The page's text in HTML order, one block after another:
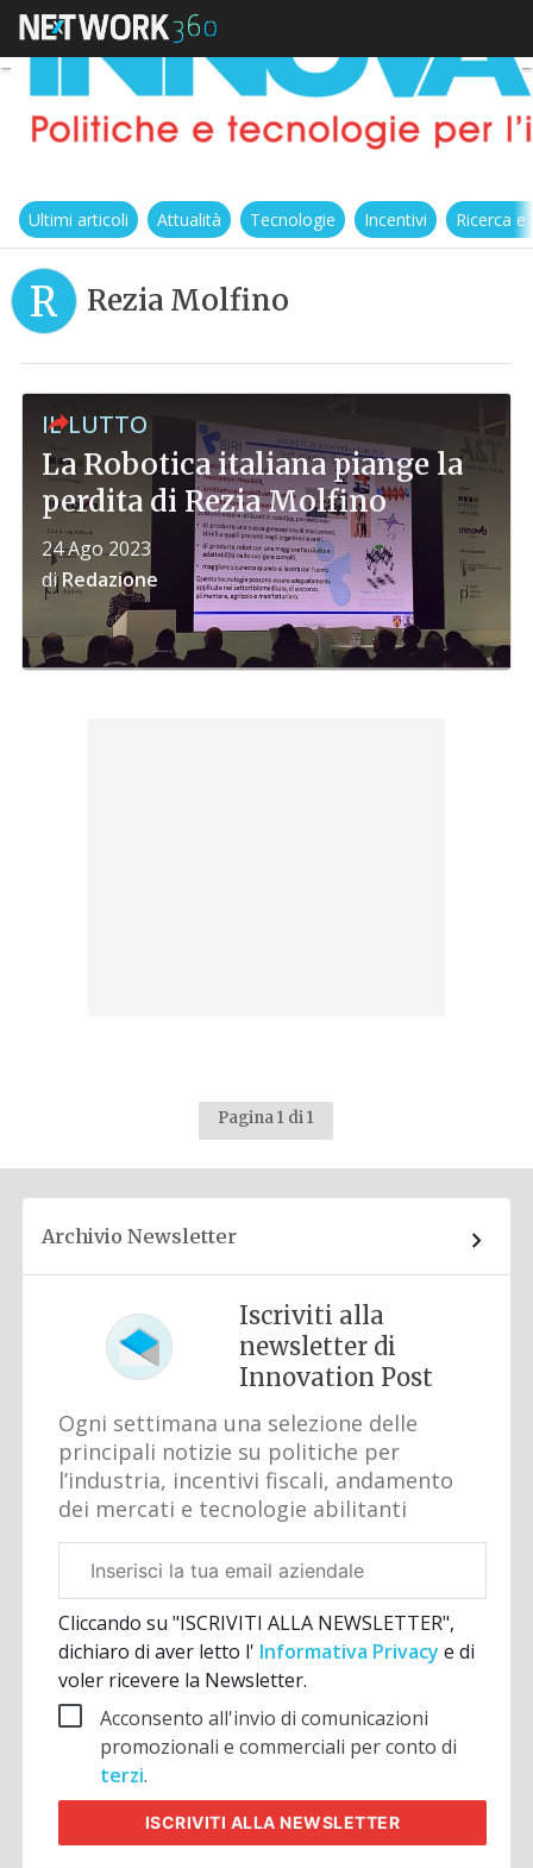
Ultimi articoli Attualità Tecnologie Incentivi Ricerca
R Rezia Molfino
IL LUTTO
La Robotica italiana piange la
perdita di Rezia Molfino
24 Ago 2023
diRedazione
Pagina 1 di 1
Archivio Newsletter
Iscriviti alla
newsletter di
Innovation Post
Ogni settimana una selezione delle
principali notizie su politiche per
l’industria, incentivi fiscali, andamento
dei mercati e tecnologie abilitanti
aziendale
Cliccando su "ISCRIVITI ALLA NEWSLETTER",
dichiaro di aver letto l' Informativa Privacye di
voler ricevere la Newsletter.
Acconsento all'invio di comunicazioni
promozionali e commerciali per conto di
terzi.
ISCRIVITI ALLA NEWSLETTER